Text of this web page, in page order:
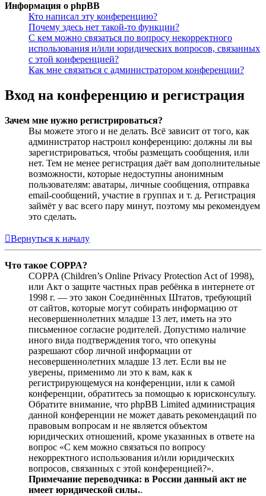
Информация о phpBB
Кто написал эту конференцию?
Почему здесь нет такой-то функции?
С кем можно связаться по вопросу некорректного
использования и/или юридических вопросов, связанных
с этой конференцией?
Как мне связаться с администратором конференции?
Вход на конференцию и регистрация
Зачем мне нужно регистрироваться?
Вы можете этого и не делать. Всё зависит от того, как
администратор настроил конференцию: должны ли вы
зарегистрироваться, чтобы размещать сообщения, или
нет. Тем не менее регистрация даёт вам дополнительные
возможности, которые недоступны анонимным
пользователям: аватары, личные сообщения, отправка
email-сообщений, участие в группах и т. д. Регистрация
займёт у вас всего пару минут, поэтому мы рекомендуем
это сделать.
Вернуться к началу
Что такое COPPA?
COPPA (Children’s Online Privacy Protection Act of 1998),
или Акт о защите частных прав ребёнка в интернете от
1998 г. — это закон Соединённых Штатов, требующий
от сайтов, которые могут собирать информацию от
несовершеннолетних младше 13 лет, иметь на это
письменное согласие родителей. Допустимо наличие
иного вида подтверждения того, что опекуны
разрешают сбор личной информации от
несовершеннолетних младше 13 лет. Если вы не
уверены, применимо ли это к вам, как к
регистрирующемуся на конференции, или к самой
конференции, обратитесь за помощью к юрисконсульту.
Обратите внимание, что phpBB Limited администрация
данной конференции не может давать рекомендаций по
правовым вопросам и не является объектом
юридических отношений, кроме указанных в ответе на
вопрос «С кем можно связаться по вопросу
некорректного использования и/или юридических
вопросов, связанных с этой конференцией?».
Примечание переводчика: в России данный акт не
имеет юридической силы..